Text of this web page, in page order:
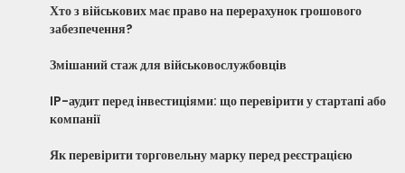
Хто з військових має право на перерахунок грошового
забезпечення?
Змішаний стаж для військовослужбовців
IP-аудит перед інвестиціями: що перевірити у стартапі або
компанії
Як перевірити торговельну марку перед реєстрацією